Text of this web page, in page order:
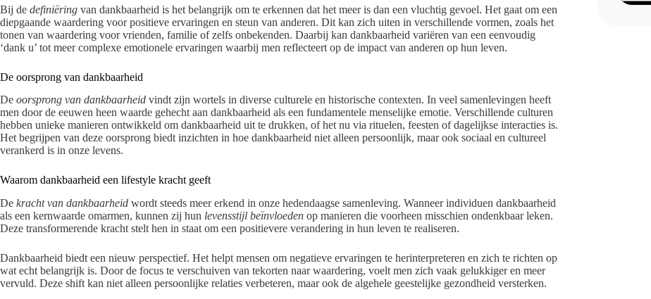
Bij de definiëring van dankbaarheid is het belangrijk om te erkennen dat het meer is dan een vluchtig gevoel. Het gaat om een
diepgaande waardering voor positieve ervaringen en steun van anderen. Dit kan zich uiten in verschillende vormen, zoals het
tonen van waardering voor vrienden, familie of zelfs onbekenden. Daarbij kan dankbaarheid variëren van een eenvoudig
‘dank u’ tot meer complexe emotionele ervaringen waarbij men reflecteert op de impact van anderen op hun leven.
De oorsprong van dankbaarheid
De oorsprong van dankbaarheid vindt zijn wortels in diverse culturele en historische contexten. In veel samenlevingen heeft
men door de eeuwen heen waarde gehecht aan dankbaarheid als een fundamentele menselijke emotie. Verschillende culturen
hebben unieke manieren ontwikkeld om dankbaarheid uit te drukken, of het nu via rituelen, feesten of dagelijkse interacties is.
Het begrijpen van deze oorsprong biedt inzichten in hoe dankbaarheid niet alleen persoonlijk, maar ook sociaal en cultureel
verankerd is in onze levens.
Waarom dankbaarheid een lifestyle kracht geeft
De kracht van dankbaarheid wordt steeds meer erkend in onze hedendaagse samenleving. Wanneer individuen dankbaarheid
als een kernwaarde omarmen, kunnen zij hun levensstijl beïnvloeden op manieren die voorheen misschien ondenkbaar leken.
Deze transformerende kracht stelt hen in staat om een positievere verandering in hun leven te realiseren.
Dankbaarheid biedt een nieuw perspectief. Het helpt mensen om negatieve ervaringen te herinterpreteren en zich te richten op
wat echt belangrijk is. Door de focus te verschuiven van tekorten naar waardering, voelt men zich vaak gelukkiger en meer
vervuld. Deze shift kan niet alleen persoonlijke relaties verbeteren, maar ook de algehele geestelijke gezondheid versterken.